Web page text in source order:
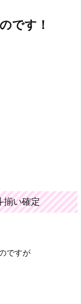
です！
揃い確定
ですが